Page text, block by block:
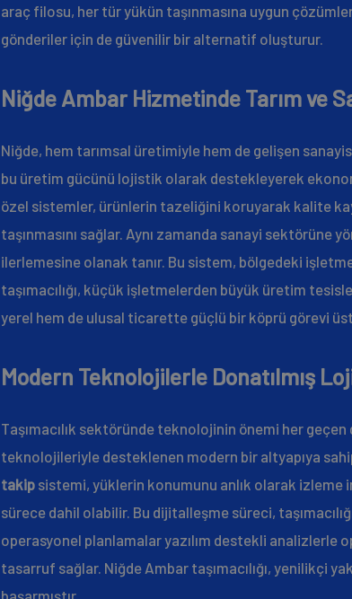
araç filosu, her tür yükün taşınmasına uygun
gönderiler için de güvenilir bir alternatif oluşturur.
Niğde Ambar Hizmetinde Tarım ve
Niğde, hem tarımsal üretimiyle hem de gelişen
bu üretim gücünü lojistik olarak destekleyerek
özel sistemler, ürünlerin tazeliğini koruyarak kalite
taşınmasını sağlar. Aynı zamanda sanayi
ilerlemesine olanak tanır. Bu sistem, bölgedeki
taşımacılığı, küçük işletmelerden büyük üretim
yerel hem de ulusal ticarette güçlü bir köprü görevi
Modern Teknolojilerle Donatılmış
Taşımacılık sektöründe teknolojinin önemi her geçen
teknolojileriyle desteklenen modern bir altyapıya
takip sistemi, yüklerin konumunu anlık olarak
sürece dahil olabilir. Bu dijitalleşme süreci,
operasyonel planlamalar yazılım destekli analizlerle
tasarruf sağlar. Niğde Ambar taşımacılığı, yenilikçi